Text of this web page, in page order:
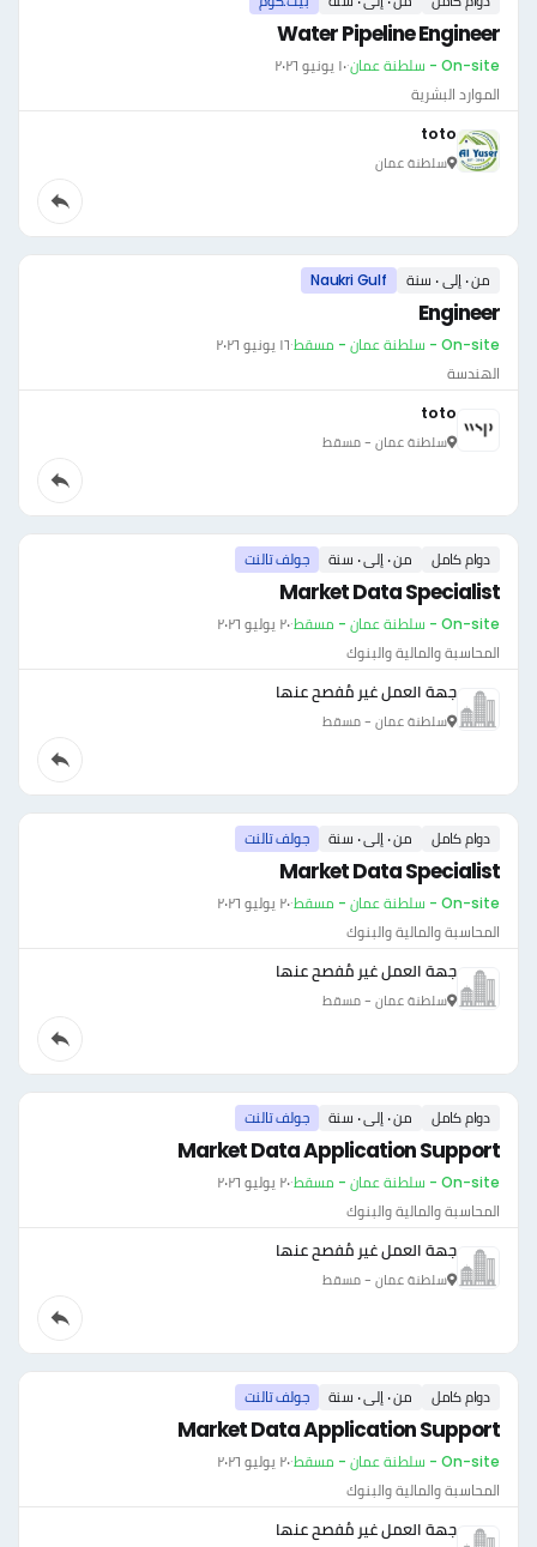
Water Pipeline Engineer
On-site - سلطنة عمان ·١٠ يونيو ٢٠٢٦
الموارد البشرية
toto
سلطنة عمان
من ٠ إلى ٠ سنة Naukri Gulf
Engineer
On-site - سلطنة عمان - مسقط ·١٦ يونيو ٢٠٢٦
الهندسة
toto
سلطنة عمان - مسقط
دوام كامل من ٠ إلى ٠ سنة جولف تالنت
Market Data Specialist
On-site - سلطنة عمان - مسقط ·٢٠ يوليو ٢٠٢٦
المحاسبة والمالية والبنوك
جهة العمل غير مُفصح عنها
سلطنة عمان - مسقط
دوام كامل من ٠ إلى ٠ سنة جولف تالنت
Market Data Specialist
On-site - سلطنة عمان - مسقط ·٢٠ يوليو ٢٠٢٦
المحاسبة والمالية والبنوك
جهة العمل غير مُفصح عنها
سلطنة عمان - مسقط
دوام كامل من ٠ إلى ٠ سنة جولف تالنت
Market Data Application Support
On-site - سلطنة عمان - مسقط ·٢٠ يوليو ٢٠٢٦
المحاسبة والمالية والبنوك
جهة العمل غير مُفصح عنها
سلطنة عمان - مسقط
دوام كامل من ٠ إلى ٠ سنة جولف تالنت
Market Data Application Support
On-site - سلطنة عمان - مسقط ·٢٠ يوليو ٢٠٢٦
المحاسبة والمالية والبنوك
جهة العمل غير مُفصح عنها